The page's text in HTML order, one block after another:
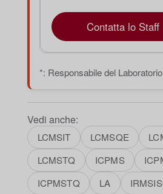
Contatta lo Staff
*: Responsabile del Laboratorio
Vedi anche:
LCMSIT LCMSQE
LCMSTQ
ICPMS
ICPMSTQ
LA